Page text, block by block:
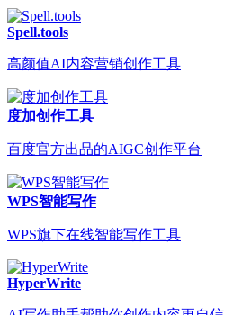
Spell.tools
高颜值AI内容营销创作工具
度加创作工具
百度官方出品的AIGC创作平台
WPS智能写作
WPS旗下在线智能写作工具
HyperWrite